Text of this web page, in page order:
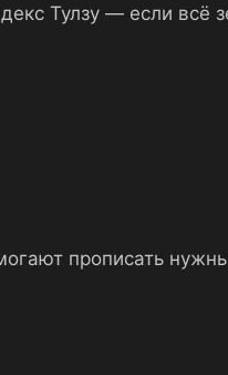
Тулзу — если всё
прописать